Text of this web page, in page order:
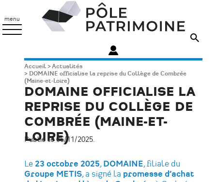
contenu
principal
menu
Patrimoine
Fil
d'Ariane
Accueil
Actualités
DOMAINE officialise la reprise du Collège de Combrée
(Maine-et-Loire)
DOMAINE OFFICIALISE LA
REPRISE DU COLLÈGE DE
COMBRÉE (MAINE-ET-
LOIRE)
Publié le 05/11/2025.
Le 23 octobre 2025, DOMAINE, filiale du
Groupe METIS, a signé la promesse d’achat